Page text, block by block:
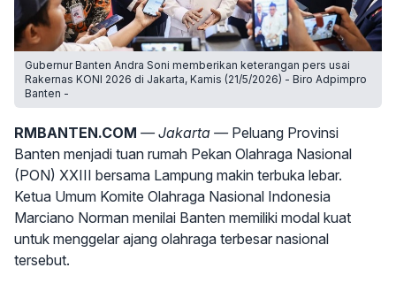
Gubernur Banten Andra Soni memberikan keterangan pers usai
Rakernas KONI 2026 di Jakarta, Kamis (21/5/2026) - Biro Adpimpro
Banten -
RMBANTEN.COM — Jakarta — Peluang Provinsi
Banten menjadi tuan rumah Pekan Olahraga Nasional
(PON) XXIII bersama Lampung makin terbuka lebar.
Ketua Umum Komite Olahraga Nasional Indonesia
Marciano Norman menilai Banten memiliki modal kuat
untuk menggelar ajang olahraga terbesar nasional
tersebut.